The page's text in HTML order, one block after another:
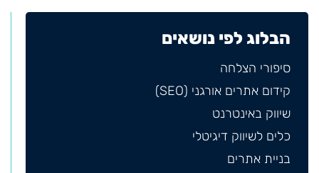
הבלוג לפי נושאים
סיפורי הצלחה
קידום אתרים אורגני (SEO)
שיווק באינטרנט
כלים לשיווק דיגיטלי
בניית אתרים